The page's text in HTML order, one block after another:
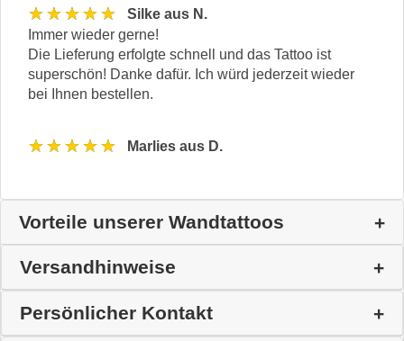
★★★★★
Silke aus N.
Immer wieder gerne!
Die Lieferung erfolgte schnell und das Tattoo ist
superschön! Danke dafür. Ich würd jederzeit wieder
bei Ihnen bestellen.
★★★★★ Marlies aus D.
Vorteile unserer Wandtattoos
Versandhinweise
Persönlicher Kontakt